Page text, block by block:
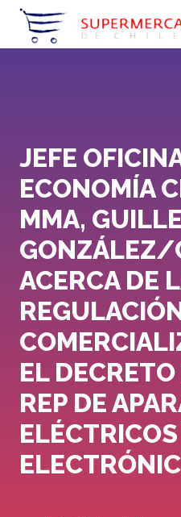
JEFE
ECONOMÍA
MMA,
GONZÁLEZ/
ACERCA DE
EL
REP DE